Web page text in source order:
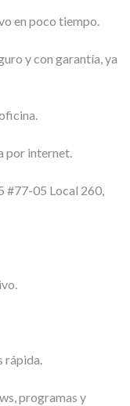
en poco tiempo.
y con garantía, ya
por internet.
#77-05 Local 260,
rápida.
programas y